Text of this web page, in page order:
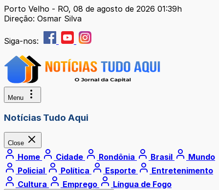
Porto Velho - RO, 08 de agosto de 2026 01:39h
Direção: Osmar Silva
Siga-nos:
Menu
Notícias Tudo Aqui
Close
Home Cidade Rondônia Brasil
Mundo
Policial
Política Esporte
Entretenimento
Cultura
Emprego Língua de Fogo